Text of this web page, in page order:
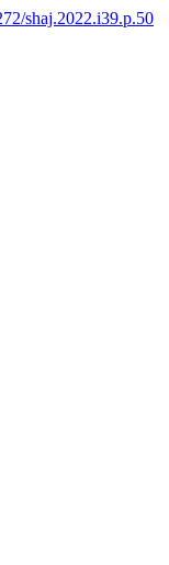
shaj.2022.i39.p.50